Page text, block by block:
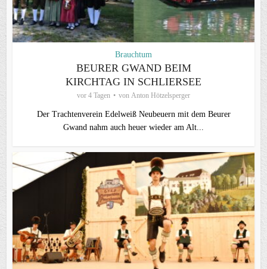
Brauchtum
BEURER GWAND BEIM
KIRCHTAG IN SCHLIERSEE
vor 4 Tagen von Anton Hötzelsperger
Der Trachtenverein Edelweiß Neubeuern mit dem Beurer
Gwand nahm auch heuer wieder am Alt...